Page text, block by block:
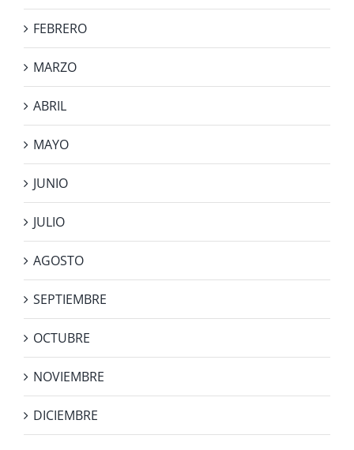
FEBRERO
MARZO
ABRIL
MAYO
JUNIO
JULIO
AGOSTO
SEPTIEMBRE
OCTUBRE
NOVIEMBRE
DICIEMBRE